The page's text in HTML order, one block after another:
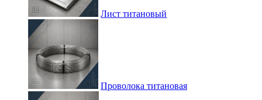
Лист титановый
Проволока титановая